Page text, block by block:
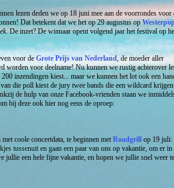
lezen deden we op 18 juni mee aan de voorrondes voor
Dat betekent dat we het op 29 augustus op
. De inzet? De winnaar opent volgend jaar het festival op
voor de Grote Prijs van Nederland, de moeder aller
worden voor deelname! Nu kunnen we rustig achterover
inzendingen kiest... maar we kunnen het lot ook een
die poll kiest de jury twee bands die een wildcard
de hulp van onze Facebook-vrienden staan we
bij deze ook hier nog eens de oproep:
coole concertdata, te beginnen metRoadgrill op 19 juli:
tussenuit en gaan een paar van ons op vakantie, om er in
jullie een hele fijne vakantie, en hopen we jullie snel weer